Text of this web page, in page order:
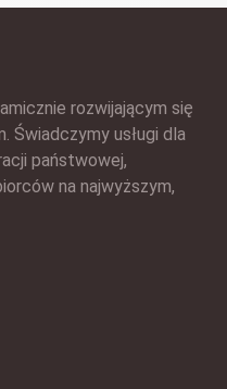
rozwijającym się
Świadczymy usługi dla
państwowej,
na najwyższym,